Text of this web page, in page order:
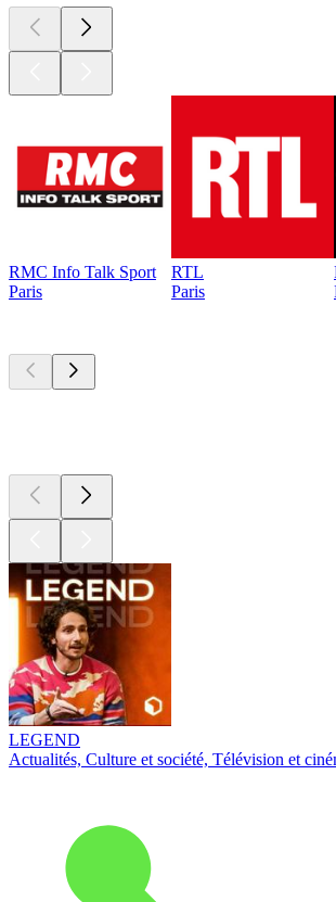
RMC Info Talk Sport
Paris
RTL
Paris
LEGEND
Actualités, Culture et société, Télévision et